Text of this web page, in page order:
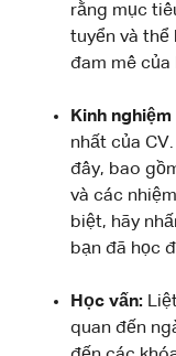
rằng mục
tuyển và
đam mê
Kinh
nhất của
đây, bao
và các
biệt, hãy
bạn đã học
Học vấn:
quan đến